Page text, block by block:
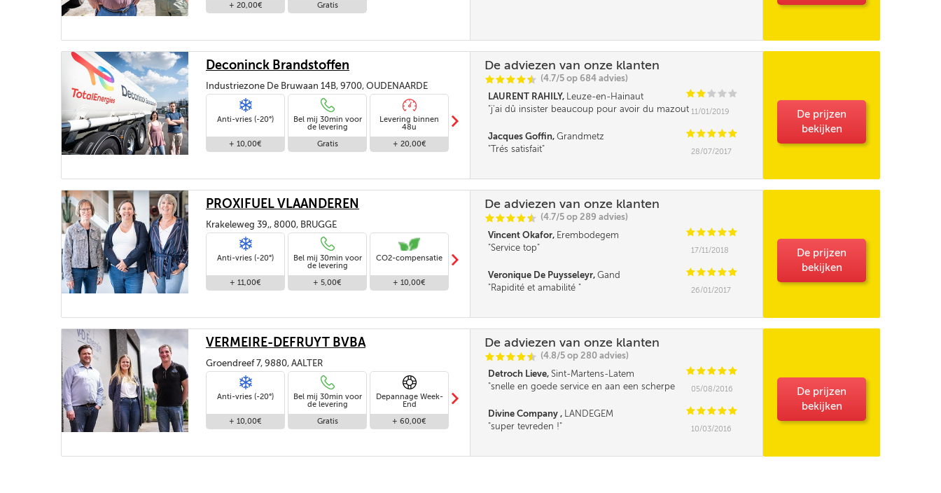
+ 20,00€ Gratis
Deconinck Brandstoffen
Industriezone De Bruwaan 14B, 9700, OUDENAARDE
Anti-vries (-20°)
+ 10,00€
Bel mij 30min voor
de levering
Gratis
Levering binnen
48u
+ 20,00€
Standaard levering
Gratis
m
De adviezen van onze klanten
CCCCi
@ (4.7/5 op 684 advies)
LAURENT RAHILY, Leuze-en-Hainaut CC C C C
j'ai dû insister beaucoup pour avoir du mazout 11/01/2019
Jacques Goffin, Grandmetz CCCCC
Trés satisfait
28/07/2017
De prijzen
bekijken
PROXIFUEL VLAANDEREN
Krakeleweg 39,, 8000, BRUGGE
Anti-vries (-20°)
+ 11,00€
Bel mij 30min voor
de levering
+ 5,00€
CO2-compensatie
+ 10,00€
Standaard levering
Gratis
m
De adviezen van onze klanten
CCCCi
@ (4.7/5 op 289 advies)
Vincent Okafor, Erembodegem CCCCC
Service top
17/11/2018
Veronique De Puysseleyr, Gand CCCCC
Rapidité et amabilité
26/01/2017
De prijzen
bekijken
VERMEIRE-DEFRUYT BVBA
Groendreef 7, 9880, AALTER
Anti-vries (-20°)
+ 10,00€
Bel mij 30min voor
de levering
Gratis
Depannage Week-
End
+ 60,00€
+ 25,00€
+ 35,00€
m
De adviezen van onze klanten
CCCCi
@ (4.8/5 op 280 advies)
Detroch Lieve, Sint-Martens-Latem CCCCC
snelle en goede service en aan een scherpe
05/08/2016
Divine Company , LANDEGEM CCCCC
super tevreden !
10/03/2016
De prijzen
bekijken